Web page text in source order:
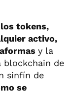
tokens,
activo,
y la
blockchain de
sinfín de
se